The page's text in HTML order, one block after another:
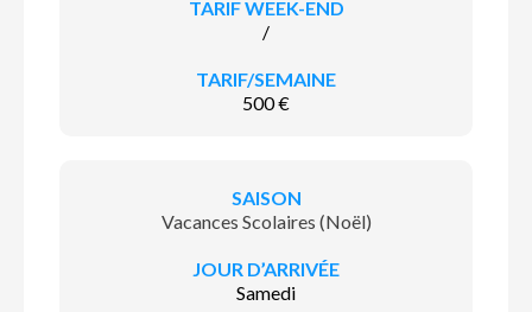
/
500 €
Vacances Scolaires (Noël)
Samedi